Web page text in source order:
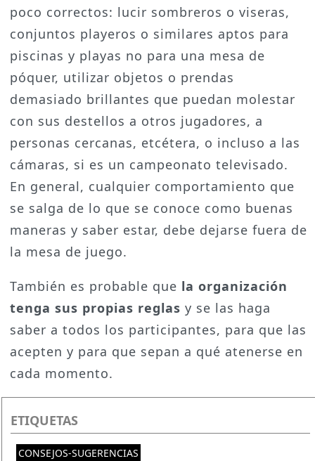
poco correctos: lucir sombreros o viseras,
conjuntos playeros o similares aptos para
piscinas y playas no para una mesa de
póquer, utilizar objetos o prendas
demasiado brillantes que puedan molestar
con sus destellos a otros jugadores, a
personas cercanas, etcétera, o incluso a las
cámaras, si es un campeonato televisado.
En general, cualquier comportamiento que
se salga de lo que se conoce como buenas
maneras y saber estar, debe dejarse fuera de
la mesa de juego.
También es probable que la organización
tenga sus propias reglas y se las haga
saber a todos los participantes, para que las
acepten y para que sepan a qué atenerse en
cada momento.
ETIQUETAS
CONSEJOS-SUGERENCIAS